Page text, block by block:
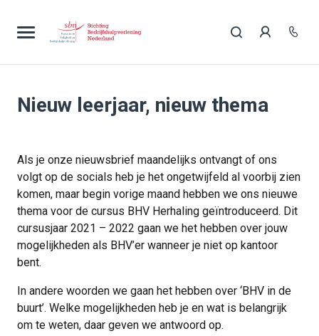
Nieuw leerjaar, nieuw thema
Als je onze nieuwsbrief maandelijks ontvangt of ons
volgt op de socials heb je het ongetwijfeld al voorbij zien
komen, maar begin vorige maand hebben we ons nieuwe
thema voor de cursus BHV Herhaling geïntroduceerd. Dit
cursusjaar 2021 – 2022 gaan we het hebben over jouw
mogelijkheden als BHV’er wanneer je niet op kantoor
bent.
In andere woorden we gaan het hebben over ‘BHV in de
buurt’. Welke mogelijkheden heb je en wat is belangrijk
om te weten, daar geven we antwoord op.